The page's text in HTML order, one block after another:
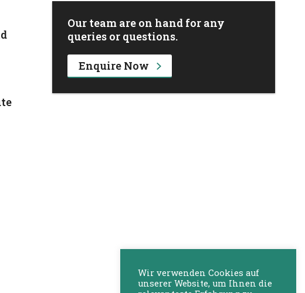
Our team are on hand for any
queries or questions.
Enquire Now
Wir verwenden Cookies auf
unserer Website, um Ihnen die